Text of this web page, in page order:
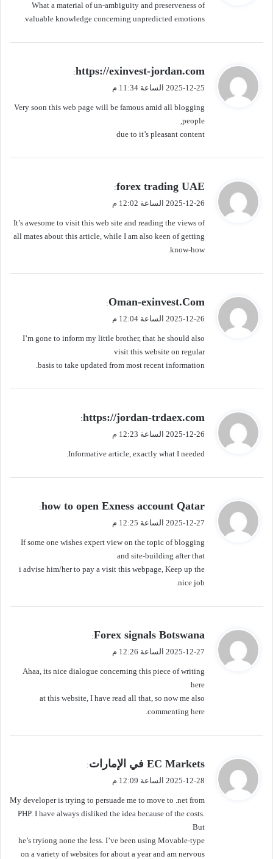
ل
What a material of un-ambiguity and preserveness of
valuable knowledge concerning unpredicted emotions.
ي
ل
https://exinvest-jordan.com
:
2025-12-25 الساعة 11:34 م
Very soon this web page will be famous amid all blogging
people,
due to it’s pleasant content
ي
ل
forex trading UAE
:
2025-12-26 الساعة 12:02 م
It’s awesome to visit this web site and reading the views of
all mates about this article, while I am also keen of getting
know-how.
ي
ل
Oman-exinvest.Com
:
2025-12-26 الساعة 12:04 م
I’m gone to inform my little brother, that he should also
visit this website on regular
basis to take updated from most recent information.
ي
ل
https://jordan-trdaex.com
:
2025-12-26 الساعة 12:23 م
Informative article, exactly what I needed.
ي
ل
how to open Exness account Qatar
:
2025-12-27 الساعة 12:25 م
If some one wishes expert view on the topic of blogging
and site-building after that
i advise him/her to pay a visit this webpage, Keep up the
nice job.
ي
ل
Forex signals Botswana
:
2025-12-27 الساعة 12:26 م
Ahaa, its nice dialogue concerning this piece of writing
here
at this website, I have read all that, so now me also
commenting here.
ي
ل
EC Markets في الإمارات
:
2025-12-28 الساعة 12:09 م
My developer is trying to persuade me to move to .net from
PHP. I have always disliked the idea because of the costs.
But
he’s tryiong none the less. I’ve been using Movable-type
on a variety of websites for about a year and am nervous